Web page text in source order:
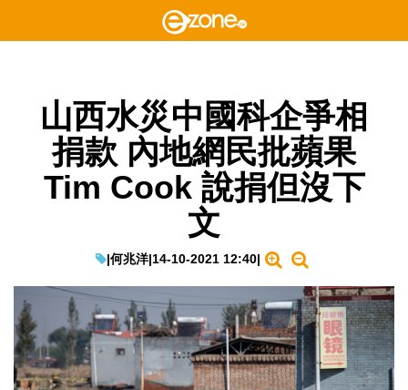
山西水災中國科企爭相
捐款 內地網民批蘋果
Tim Cook 說捐但沒下
文
|何兆洋|14-10-2021 12:40|